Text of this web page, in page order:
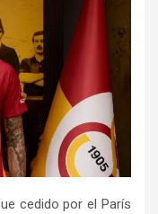
cedido por el París